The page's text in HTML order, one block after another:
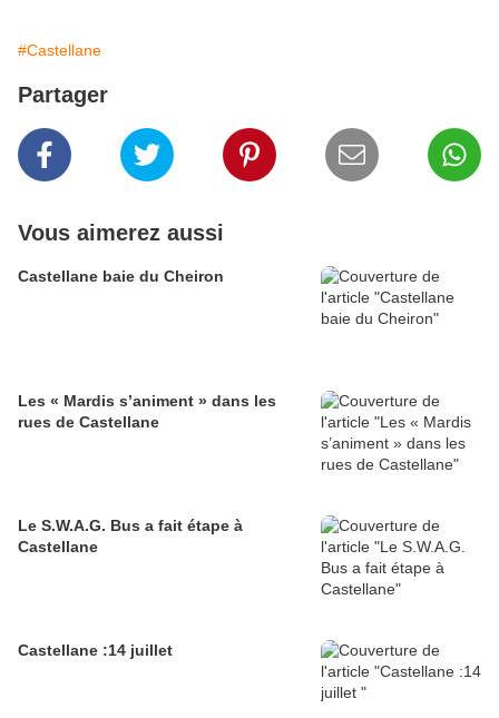
#Castellane
Partager
Vous aimerez aussi
Castellane baie du Cheiron
Les « Mardis s’animent » dans les
rues de Castellane
Le S.W.A.G. Bus a fait étape à
Castellane
Castellane :14 juillet